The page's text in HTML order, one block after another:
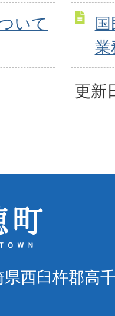
いて
業
更新
西臼杵郡高